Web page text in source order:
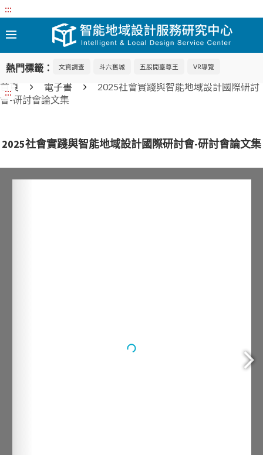
:::
熱門標籤： 文資調查 斗六舊城 五股開臺尊王 VR導覽
:::
首頁 電子書
2025社會實踐與智能地域設計國際研討
會-研討會論文集
2025社會實踐與智能地域設計國際研討會-研討會論文集